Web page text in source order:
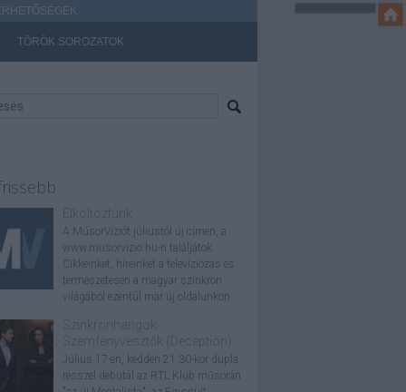
TÖRÖK SOROZATOK
Elköltöztünk
A MűsorVíziót júliustól új címen, a
www.musorvizio.hu-n találjátok.
Cikkeinket, híreinket a televíziózás és
természetesen a magyar szinkron
világából ezentúl már új oldalunkon...
Szinkronhangok:
Szemfényvesztők (Deception)
Július 17-én, kedden 21.30-kor dupla
résszel debütál az RTL Klub műsorán